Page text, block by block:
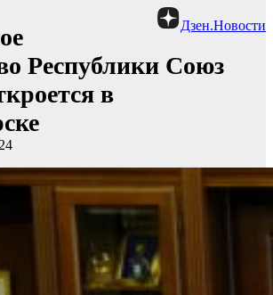
Дзен.Новости
Республики Союз
в